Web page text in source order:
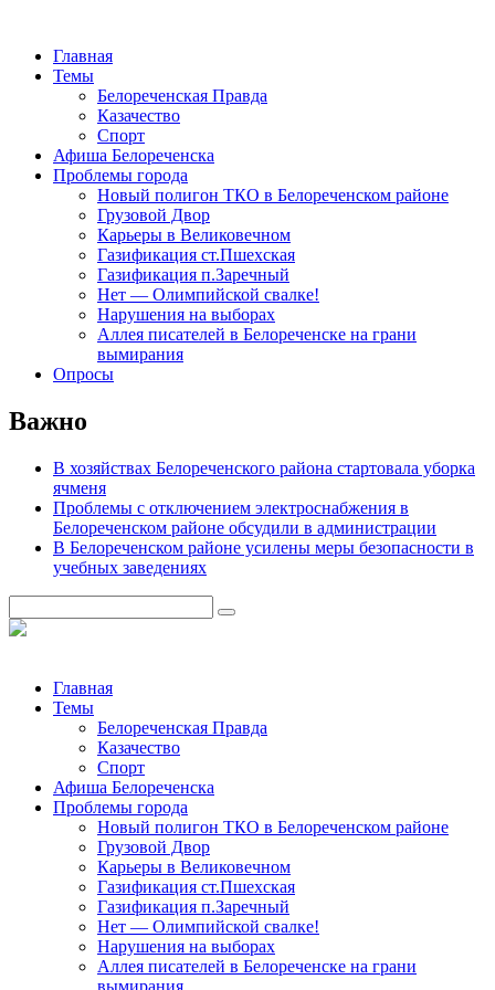
Главная
Темы
Белореченская Правда
Казачество
Спорт
Афиша Белореченска
Проблемы города
Новый полигон ТКО в Белореченском районе
Грузовой Двор
Карьеры в Великовечном
Газификация ст.Пшехская
Газификация п.Заречный
Нет — Олимпийской свалке!
Нарушения на выборах
Аллея писателей в Белореченске на грани
вымирания
Опросы
Важно
В хозяйствах Белореченского района стартовала уборка
ячменя
Проблемы с отключением электроснабжения в
Белореченском районе обсудили в администрации
В Белореченском районе усилены меры безопасности в
учебных заведениях
Главная
Темы
Белореченская Правда
Казачество
Спорт
Афиша Белореченска
Проблемы города
Новый полигон ТКО в Белореченском районе
Грузовой Двор
Карьеры в Великовечном
Газификация ст.Пшехская
Газификация п.Заречный
Нет — Олимпийской свалке!
Нарушения на выборах
Аллея писателей в Белореченске на грани
вымирания